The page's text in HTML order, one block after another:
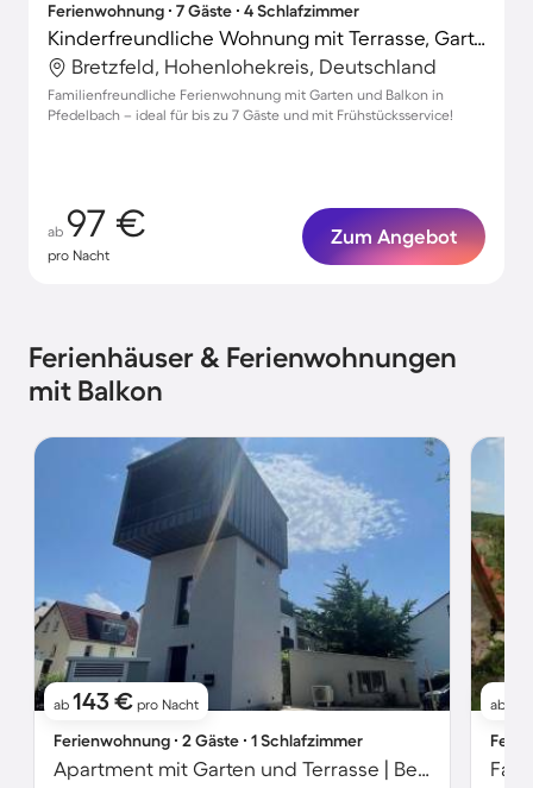
Ferienwohnung ∙ 7 Gäste ∙ 4 Schlafzimmer
Kinderfreundliche Wohnung mit Terrasse, Garten und Grill | Gartenblick
Bretzfeld, Hohenlohekreis, Deutschland
Familienfreundliche Ferienwohnung mit Garten und Balkon in
Pfedelbach – ideal für bis zu 7 Gäste und mit Frühstücksservice!
ab 97 €
pro Nacht
Zum Angebot
Ferienhäuser & Ferienwohnungen
mit Balkon
ab 143 € pro Nacht
Ferienwohnung ∙ 2 Gäste ∙ 1 Schlafzimmer
Apartment mit Garten und Terrasse | Bergblick | Perfekt für die Arbeit von Zuhause
ab